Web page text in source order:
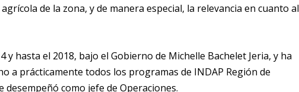
de la zona, y de manera especial, la relevancia en cuanto al
y hasta el 2018, bajo el Gobierno de Michelle Bachelet Jeria, y ha
a prácticamente todos los programas de INDAP Región de
como jefe de Operaciones.